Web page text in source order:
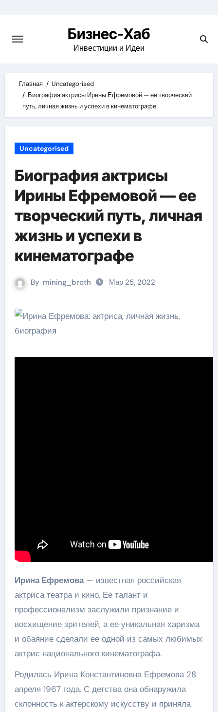
content
Бизнес-Хаб
Инвестиции и Идеи
Главная
Uncategorised
Биография актрисы Ирины Ефремовой — ее творческий
путь, личная жизнь и успехи в кинематографе
Uncategorised
Биография актрисы
Ирины Ефремовой — ее
творческий путь, личная
жизнь и успехи в
кинематографе
By mining_broth Мар 25, 2022
Ирина Ефремова— известная российская
актриса театра и кино. Ее талант и
профессионализм заслужили признание и
восхищение зрителей, а ее уникальная харизма
и обаяние сделали ее одной из самых любимых
актрис национального кинематографа.
Родилась Ирина Константиновна Ефремова 28
апреля 1967 года. С детства она обнаружила
склонность к актерскому искусству и приняла